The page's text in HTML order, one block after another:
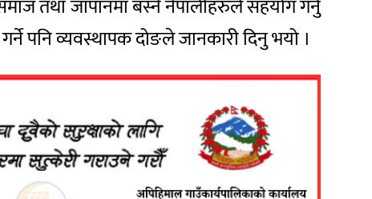
तथा जापानमा बस्ने नेपालीहरुले सहयोग गर्नु
पनि व्यवस्थापक दोङले जानकारी दिनु भयो ।